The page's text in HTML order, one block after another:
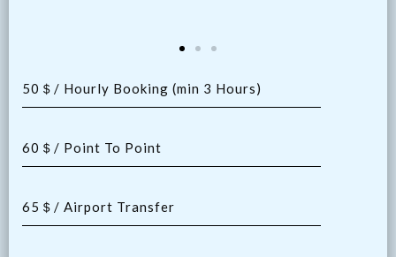
50＄/ Hourly Booking (min 3 Hours)
60＄/ Point To Point
65＄/ Airport Transfer